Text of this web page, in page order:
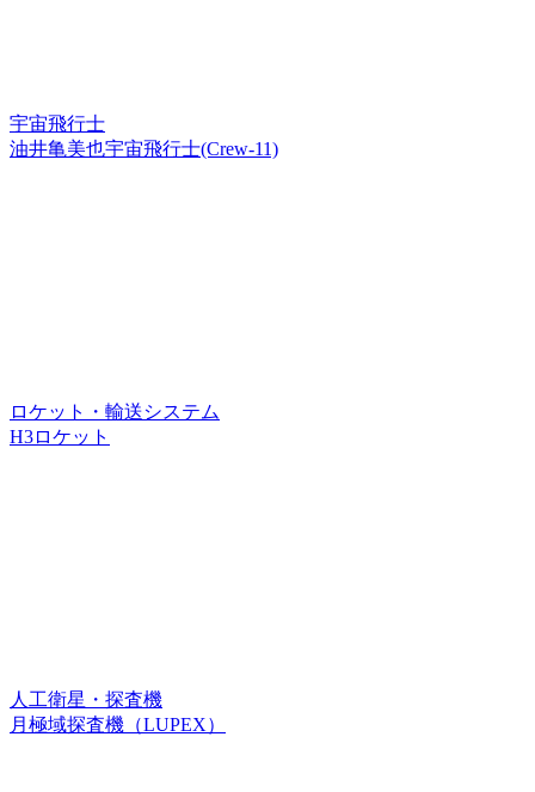
宇宙飛行士
油井亀美也宇宙飛行士(Crew-11)
ロケット・輸送システム
H3ロケット
人工衛星・探査機
月極域探査機（LUPEX）